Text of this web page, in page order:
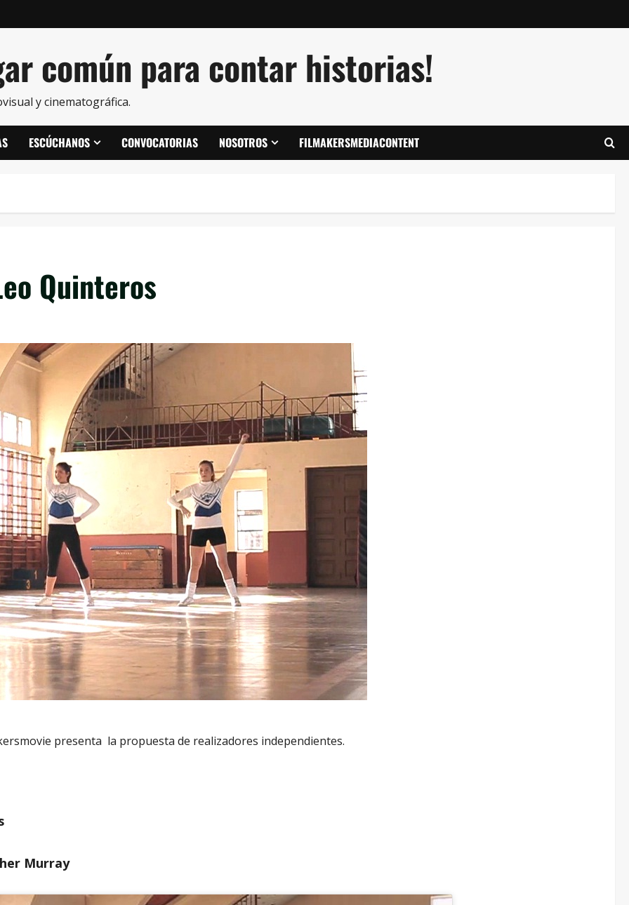
común para contar historias!
y cinematográfica.
ESCÚCHANOS CONVOCATORIAS NOSOTROS FILMAKERSMEDIACONTENT
Quinteros
presenta la propuesta de realizadores independientes.
Murray